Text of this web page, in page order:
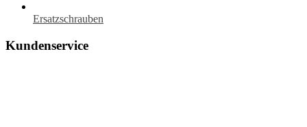
Ersatzschrauben
Kundenservice